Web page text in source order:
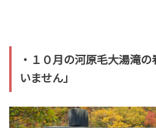
・１０月の河原毛大湯滝
いません」